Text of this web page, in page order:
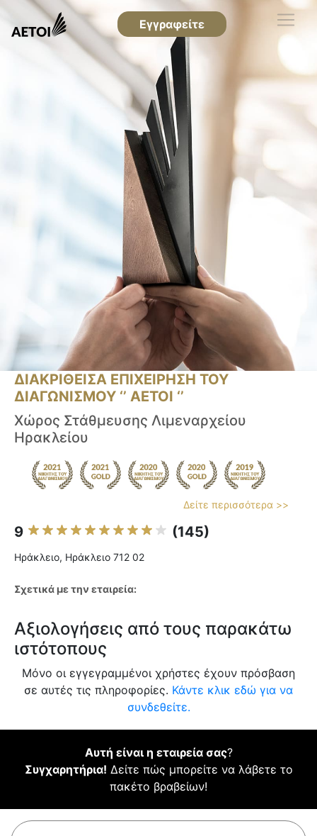
Εγγραφείτε
ΔΙΑΚΡΙΘΕΙΣΑ ΕΠΙΧΕΙΡΗΣΗ ΤΟΥ
ΔΙΑΓΩΝΙΣΜΟΥ ‘’ ΑΕΤΟΙ ‘’
Χώρος Στάθμευσης Λιμεναρχείου
Ηρακλείου
Δείτε περισσότερα >>
9 (145)
Ηράκλειο, Ηράκλειο 712 02
Σχετικά με την εταιρεία:
Αξιολογήσεις από τους παρακάτω
ιστότοπους
Μόνο οι εγγεγραμμένοι χρήστες έχουν πρόσβαση
σε αυτές τις πληροφορίες. Κάντε κλικ εδώ για να
συνδεθείτε.
Αυτή είναι η εταιρεία σας?
Συγχαρητήρια! Δείτε πώς μπορείτε να λάβετε το
πακέτο βραβείων!